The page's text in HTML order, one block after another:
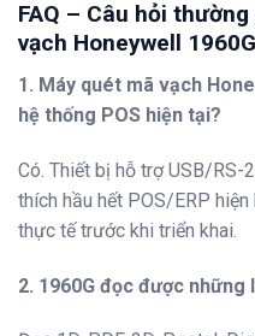
FAQ – Câu hỏi
vạch Honeywell 1960G
1. Máy quét mã vạch
hệ thống POS hiện tại?
Có. Thiết bị hỗ trợ USB/
thích hầu hết POS/ERP
thực tế trước khi triển khai.
2. 1960G đọc được những